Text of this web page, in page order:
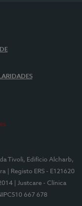
Tivoli, Edifício Alcharb,
| Registo ERS - E121620
| Justcare - Clínica
667 678